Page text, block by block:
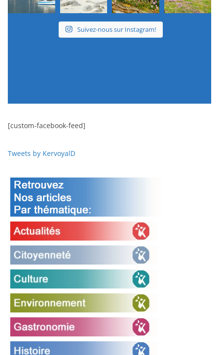
Suivez-nous sur Instagram!
[custom-facebook-feed]
Tweets by KervoyalD